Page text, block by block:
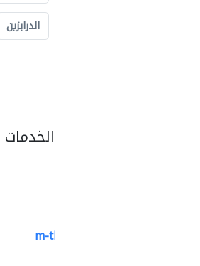
الدرابزين
m-three building materials